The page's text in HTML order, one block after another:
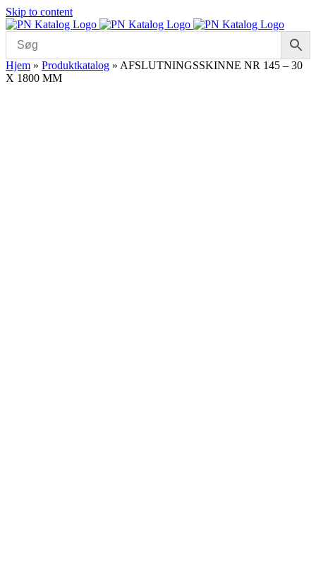
Skip to content
Hjem » Produktkatalog » AFSLUTNINGSSKINNE NR 145 – 30
X 1800 MM